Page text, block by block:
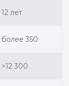
12 лет
более 350
>12 300